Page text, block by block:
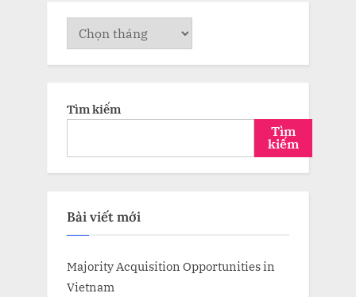
Lưu
trữ
Tìm kiếm
Tìm
kiếm
Bài viết mới
Majority Acquisition Opportunities in
Vietnam